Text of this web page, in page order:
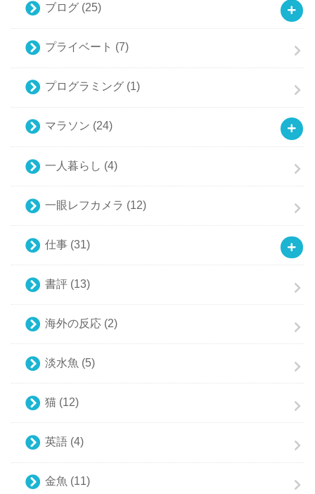
ブログ (25)
プライベート (7)
プログラミング (1)
マラソン (24)
一人暮らし (4)
一眼レフカメラ (12)
仕事 (31)
書評 (13)
海外の反応 (2)
淡水魚 (5)
猫 (12)
英語 (4)
金魚 (11)